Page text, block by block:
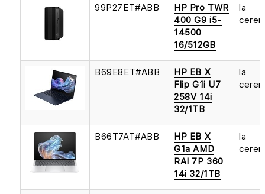
99P27ET#ABB
HP Pro TWR
400 G9 i5-
14500
16/512GB
la
B69E8ET#ABB
HP EB X
Flip G1i U7
258V 14i
32/1TB
la
B66T7AT#ABB
HP EB X
G1a AMD
RAI 7P 360
14i 32/1TB
la